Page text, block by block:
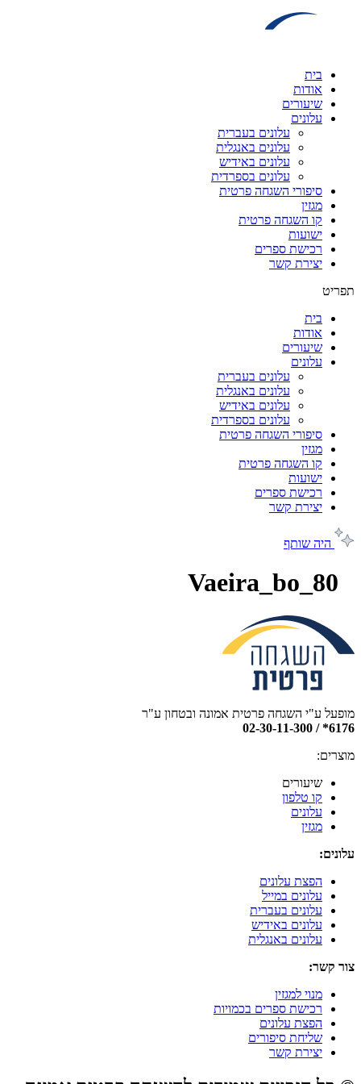
בית
אודות
שיעורים
עלונים
עלונים בעברית
עלונים באנגלית
עלונים באידיש
עלונים בספרדית
סיפורי השגחה פרטית
מגזין
קו השגחה פרטית
ישועות
רכישת ספרים
יצירת קשר
תפריט
בית
אודות
שיעורים
עלונים
עלונים בעברית
עלונים באנגלית
עלונים באידיש
עלונים בספרדית
סיפורי השגחה פרטית
מגזין
קו השגחה פרטית
ישועות
רכישת ספרים
יצירת קשר
היה שותף
80_Vaeira_bo
מופעל ע"י השגחה פרטית אמונה ובטחון ע"ר
6176* / 02-30-11-300
מוצרים:
שיעורים
קו טלפון
עלונים
מגזין
עלונים:
הפצת עלונים
עלונים במייל
עלונים בעברית
עלונים באידיש
עלונים באנגלית
צור קשר:
מנוי למגזין
רכישת ספרים בכמויות
הפצת עלונים
שליחת סיפורים
יצירת קשר